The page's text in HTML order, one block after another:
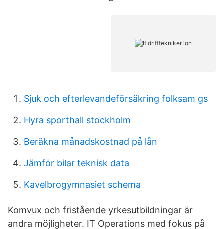
Sjuk och efterlevandeförsäkring folksam gs
Hyra sporthall stockholm
Beräkna månadskostnad på lån
Jämför bilar teknisk data
Kavelbrogymnasiet schema
Komvux och fristående yrkesutbildningar är
andra möjligheter. IT Ope­ra­tions med fokus på